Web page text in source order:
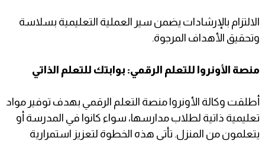
الالتزام بالإرشادات يضمن سير العملية التعليمية بسلاسة
وتحقيق الأهداف المرجوة.
منصة الأونروا للتعلم الرقمي: بوابتك للتعلم الذاتي
أطلقت وكالة الأونروا منصة التعلم الرقمي بهدف توفير مواد
تعليمية ذاتية لطلاب مدارسها، سواء كانوا في المدرسة أو
يتعلمون من المنزل. تأتي هذه الخطوة لتعزيز استمرارية